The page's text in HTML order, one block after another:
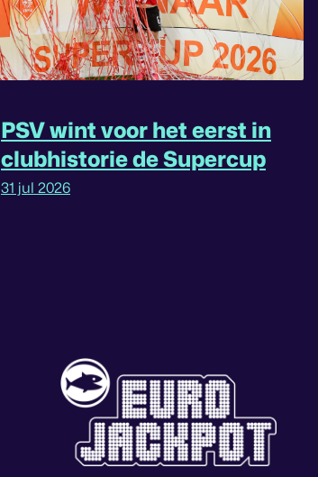
PSV wint voor het eerst in
clubhistorie de Supercup
31 jul 2026